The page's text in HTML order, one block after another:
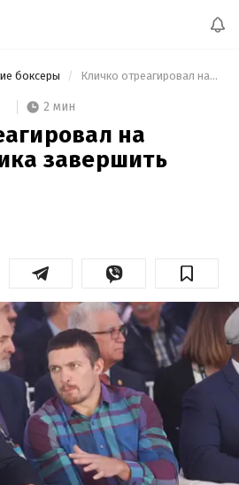
боксеры Кличко отреагировал на решение Усика завершить карьеру
2 мин
на
завершить